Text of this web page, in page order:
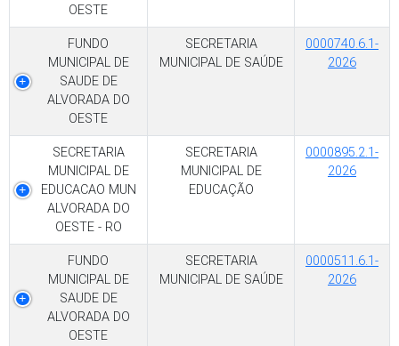
OESTE
FUNDO
MUNICIPAL DE
SAUDE DE
ALVORADA DO
OESTE
SECRETARIA
MUNICIPAL DE SAÚDE
0000740.6.1-
2026
SECRETARIA
MUNICIPAL DE
EDUCACAO MUN
ALVORADA DO
OESTE - RO
SECRETARIA
MUNICIPAL DE
EDUCAÇÃO
0000895.2.1-
2026
FUNDO
MUNICIPAL DE
SAUDE DE
ALVORADA DO
OESTE
SECRETARIA
MUNICIPAL DE SAÚDE
0000511.6.1-
2026